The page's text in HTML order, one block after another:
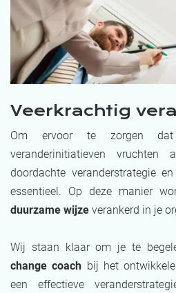
Veerkrachtig
Om ervoor te zorgen
veranderinitiatieven
doordachte veranderstrategie
essentieel. Op deze manier
duurzame wijze verankerd in je
Wij staan klaar om je te
change coach bij het
een effectieve